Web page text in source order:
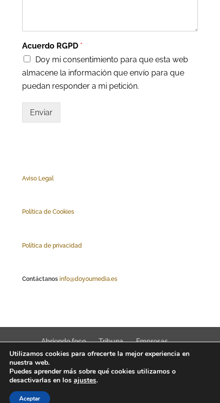
Acuerdo RGPD *
Doy mi consentimiento para que esta web
almacene la información que envío para que
puedan responder a mi petición.
Enviar
Aviso Legal
Política de Cookies
Política de privacidad
Contáctanos info@doyoumedia.es
Abriendo foco Tribuna
Empresas
Actualidad
Innovación Tendencias
Interfaz Magazine 2022 © News, trends & public affairs
Utilizamos cookies para ofrecerte la mejor experiencia en
nuestra web.
Puedes aprender más sobre qué cookies utilizamos o
desactivarlas en los ajustes.
Aceptar